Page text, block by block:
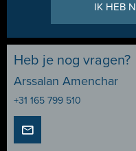
IK HEB
Heb je nog vragen?
Arssalan Amenchar
+31 165 799 510